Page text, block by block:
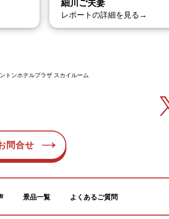
レポートの詳細を見る→
トンホテルプラザ スカイルーム
問合せ
景品一覧 よくあるご質問